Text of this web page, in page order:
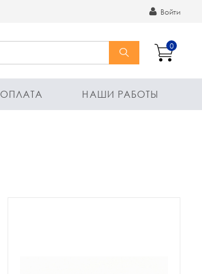
Войти
0
ОПЛАТА НАШИ РАБОТЫ